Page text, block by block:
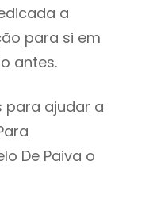
a
para si em
antes.
para ajudar a
De Paiva o